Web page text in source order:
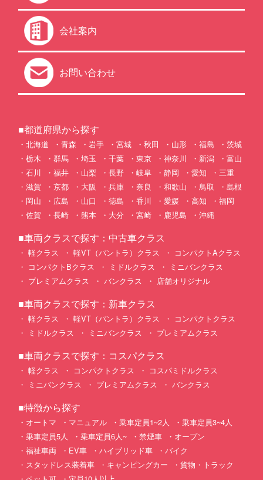
会社案内
お問い合わせ
■都道府県から探す
北海道 青森 岩手 宮城 秋田 山形 福島
茨城
栃木
群馬 埼玉 千葉 東京 神奈川 新潟
富山
石川
福井 山梨 長野 岐阜 静岡 愛知
三重
滋賀
京都 大阪 兵庫 奈良 和歌山 鳥取
島根
岡山
広島 山口 徳島 香川 愛媛 高知
福岡
佐賀
長崎 熊本 大分 宮崎 鹿児島 沖縄
■車両クラスで探す：中古車クラス
軽クラス 軽VT（バントラ）クラス
コンパクトAクラス
コンパクトBクラス
ミドルクラス
ミニバンクラス
プレミアムクラス
バンクラス 店舗オリジナル
■車両クラスで探す：新車クラス
軽クラス 軽VT（バントラ）クラス
コンパクトクラス
ミドルクラス
ミニバンクラス プレミアムクラス
■車両クラスで探す：コスパクラス
軽クラス コンパクトクラス
コスパミドルクラス
ミニバンクラス
プレミアムクラス バンクラス
■特徴から探す
オートマ マニュアル 乗車定員1~2人
乗車定員3~4人
乗車定員5人
乗車定員6人~ 禁煙車
オープン
福祉車両
EV車 ハイブリッド車
バイク
スタッドレス装着車
キャンピングカー
貨物・トラック